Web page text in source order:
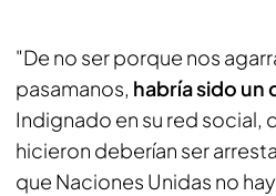
"De no ser porque nos
pasamanos, habría sido un
Indignado en su red social,
hicieron deberían ser
que Naciones Unidas no